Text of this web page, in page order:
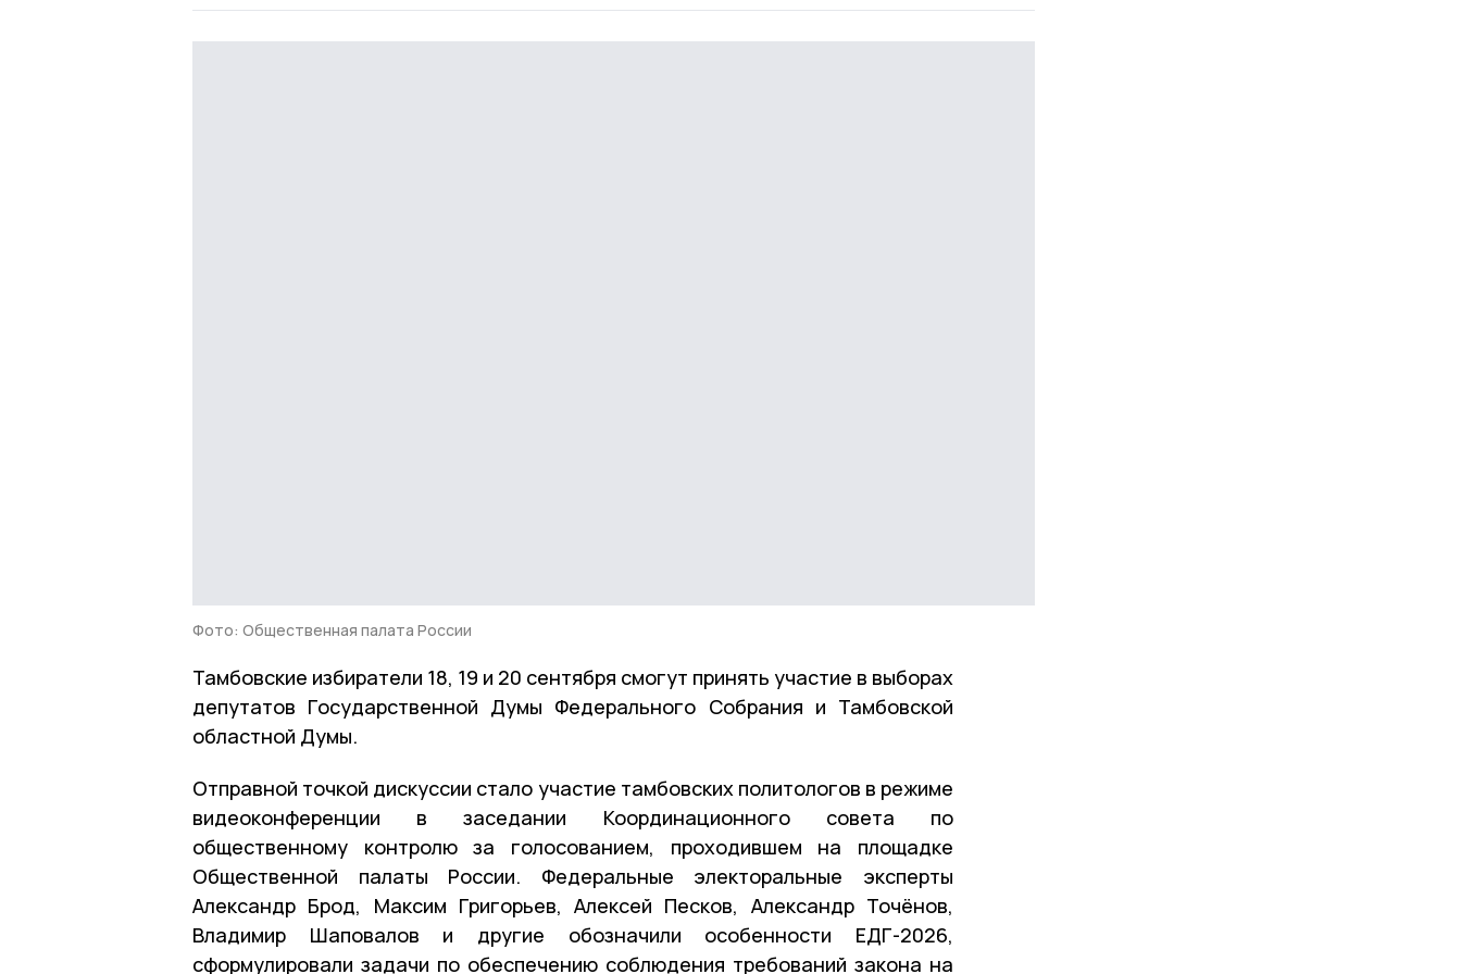
Фото: Общественная палата России
Тамбовские избиратели 18, 19 и 20 сентября смогут принять участие в выборах
депутатов Государственной Думы Федерального Собрания и Тамбовской
областной Думы.
Отправной точкой дискуссии стало участие тамбовских политологов в режиме
видеоконференции в заседании Координационного совета по
общественному контролю за голосованием, проходившем на площадке
Общественной палаты России. Федеральные электоральные эксперты
Александр Брод, Максим Григорьев, Алексей Песков, Александр Точёнов,
Владимир Шаповалов и другие обозначили особенности ЕДГ-2026,
сформулировали задачи по обеспечению соблюдения требований закона на